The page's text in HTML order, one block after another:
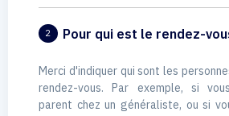
2 Pour qui est le rendez-
Merci d'indiquer qui sont les
rendez-vous. Par exemple, si
parent chez un généraliste, ou si